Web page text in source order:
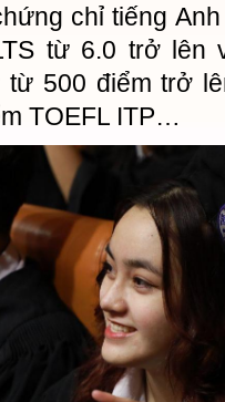
chỉ tiếng
từ 6.0 trở lên
từ 500 điểm trở
TOEFL ITP…